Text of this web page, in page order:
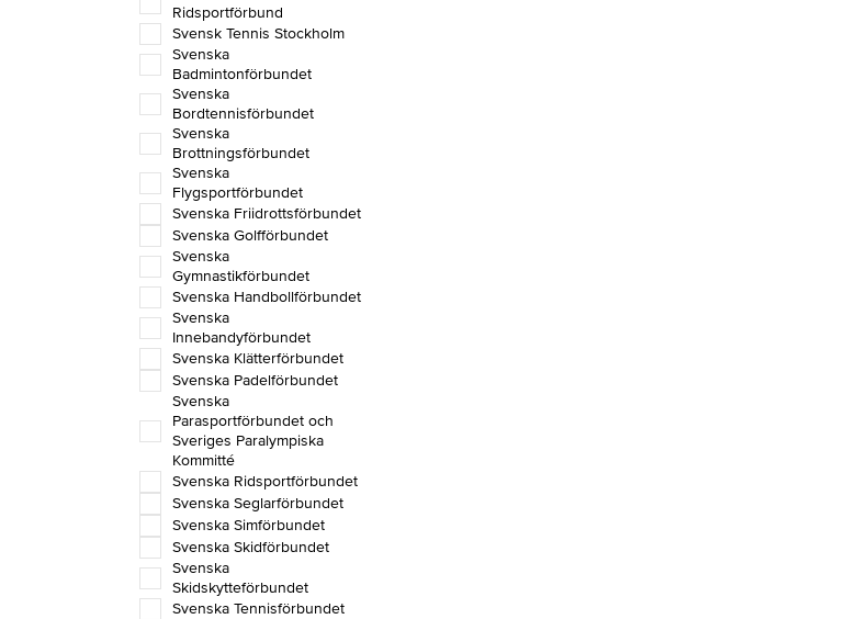
Ridsportförbund
Svensk Tennis Stockholm
Svenska
Badmintonförbundet
Svenska
Bordtennisförbundet
Svenska
Brottningsförbundet
Svenska
Flygsportförbundet
Svenska Friidrottsförbundet
Svenska Golfförbundet
Svenska
Gymnastikförbundet
Svenska Handbollförbundet
Svenska
Innebandyförbundet
Svenska Klätterförbundet
Svenska Padelförbundet
Svenska
Parasportförbundet och
Sveriges Paralympiska
Kommitté
Svenska Ridsportförbundet
Svenska Seglarförbundet
Svenska Simförbundet
Svenska Skidförbundet
Svenska
Skidskytteförbundet
Svenska Tennisförbundet